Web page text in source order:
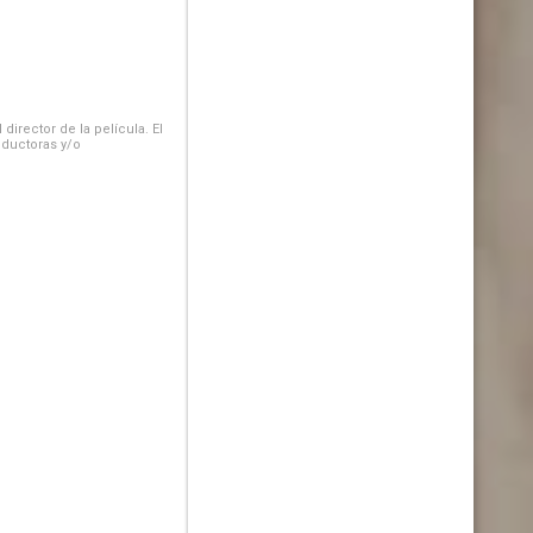
de la película. El
y/o